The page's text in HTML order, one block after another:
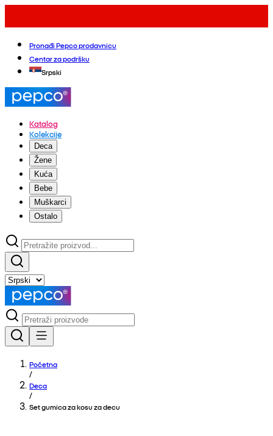
Pronađi Pepco prodavnicu
Centar za podršku
Srpski
Katalog
Kolekcije
Deca
Žene
Kuća
Bebe
Muškarci
Ostalo
Početna
/
Deca
/
Set gumica za kosu za decu